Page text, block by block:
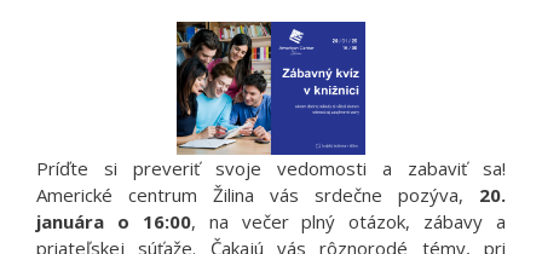
Príďte si preveriť svoje vedomosti a zabaviť sa!
Americké centrum Žilina vás srdečne pozýva, 20.
januára o 16:00, na večer plný otázok, zábavy a
priateľskej súťaže. Čakajú vás rôznorodé témy, pri